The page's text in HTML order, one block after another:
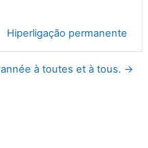
Hiperligação permanente
à toutes et à tous. →